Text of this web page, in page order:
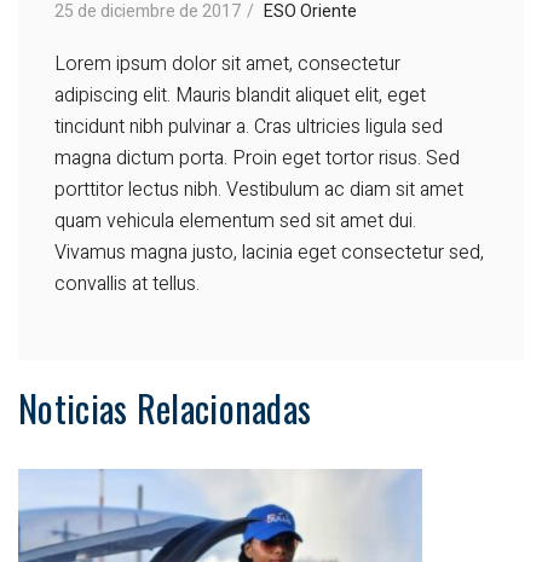
25 de diciembre de 2017 ESO Oriente
Lorem ipsum dolor sit amet, consectetur
adipiscing elit. Mauris blandit aliquet elit, eget
tincidunt nibh pulvinar a. Cras ultricies ligula sed
magna dictum porta. Proin eget tortor risus. Sed
porttitor lectus nibh. Vestibulum ac diam sit amet
quam vehicula elementum sed sit amet dui.
Vivamus magna justo, lacinia eget consectetur sed,
convallis at tellus.
Noticias Relacionadas